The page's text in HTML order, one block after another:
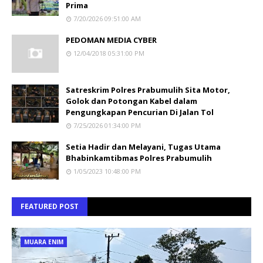
Prima
7/20/2026 09:51:00 AM
PEDOMAN MEDIA CYBER
12/04/2018 05:31:00 PM
Satreskrim Polres Prabumulih Sita Motor,
Golok dan Potongan Kabel dalam
Pengungkapan Pencurian Di Jalan Tol
7/25/2026 01:34:00 PM
Setia Hadir dan Melayani, Tugas Utama
Bhabinkamtibmas Polres Prabumulih
1/05/2023 10:48:00 PM
FEATURED POST
MUARA ENIM